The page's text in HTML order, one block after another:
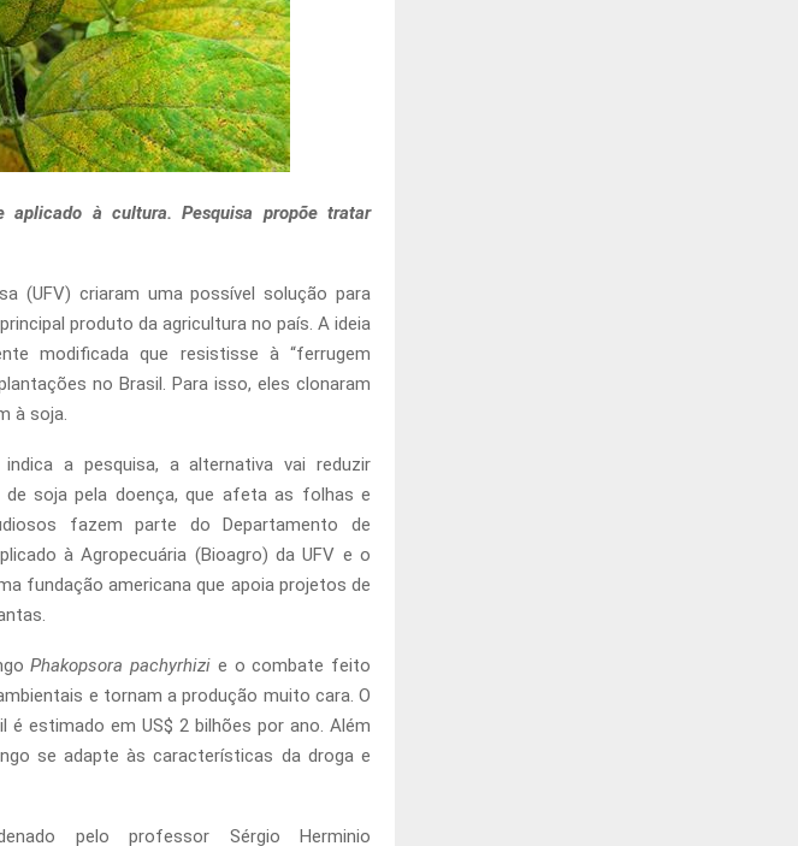
à cultura. Pesquisa propõe tratar
(UFV) criaram uma possível solução para
produto da agricultura no país. A ideia
modificada que resistisse à “ferrugem
no Brasil. Para isso, eles clonaram
à soja.
a pesquisa, a alternativa vai reduzir
soja pela doença, que afeta as folhas e
fazem parte do Departamento de
à Agropecuária (Bioagro) da UFV e o
fundação americana que apoia projetos de
Phakopsora pachyrhizi e o combate feito
e tornam a produção muito cara. O
estimado em US$ 2 bilhões por ano. Além
se adapte às características da droga e
pelo professor Sérgio Herminio